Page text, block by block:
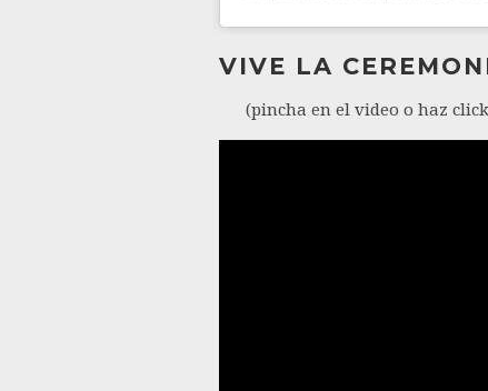
VIVE LA
(pincha en el video o haz